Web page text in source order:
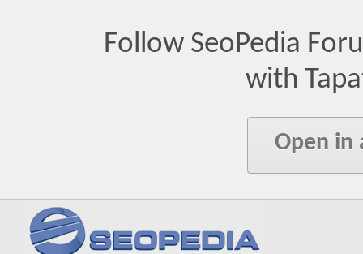
Follow SeoPedia
with
Open in